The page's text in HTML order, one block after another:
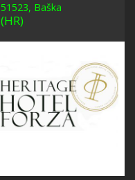
51523, Baška
(HR)